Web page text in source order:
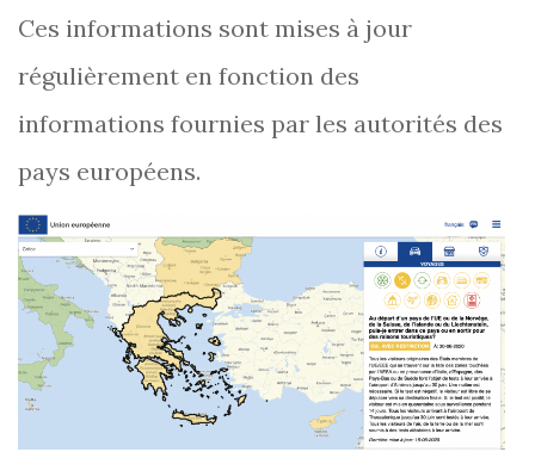
Ces informations sont mises à jour
régulièrement en fonction des
informations fournies par les autorités des
pays européens.